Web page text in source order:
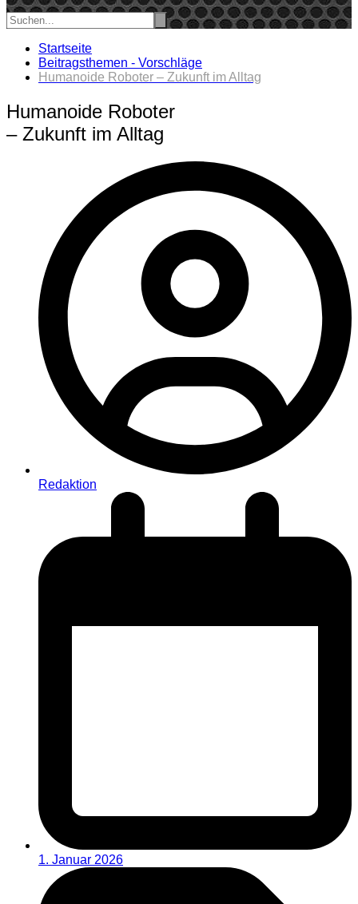
Startseite
Beitragsthemen - Vorschläge
Humanoide Roboter – Zukunft im Alltag
Humanoide Roboter
– Zukunft im Alltag
Redaktion
1. Januar 2026